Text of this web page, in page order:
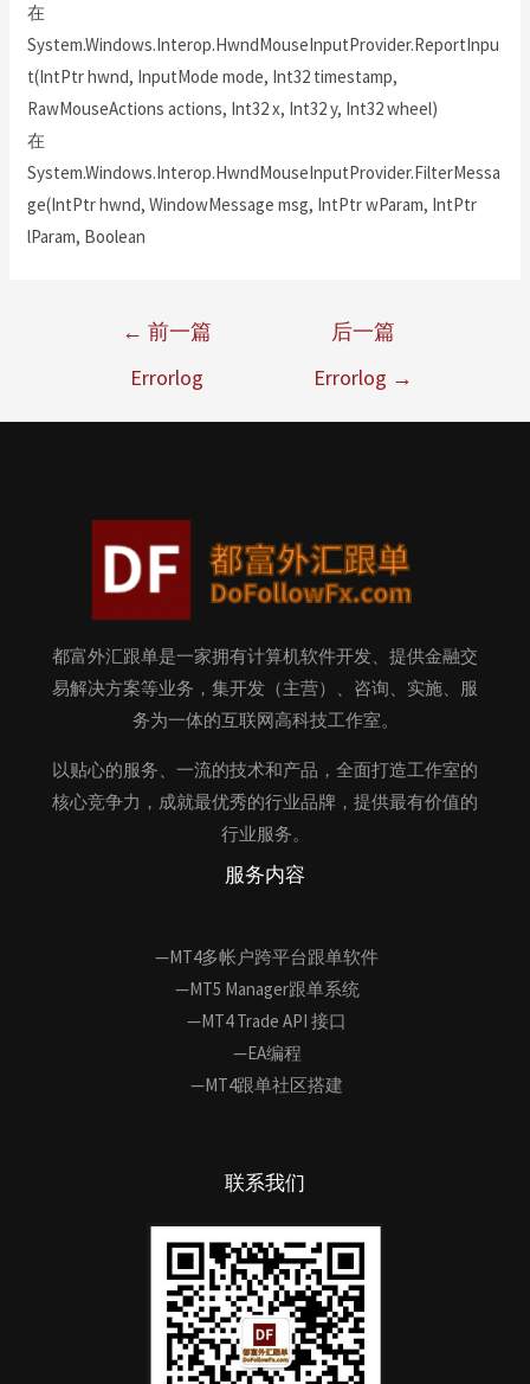
在
System.Windows.Interop.HwndMouseInputProvider.ReportInpu
t(IntPtr hwnd, InputMode mode, Int32 timestamp,
RawMouseActions actions, Int32 x, Int32 y, Int32 wheel)
在
System.Windows.Interop.HwndMouseInputProvider.FilterMessa
ge(IntPtr hwnd, WindowMessage msg, IntPtr wParam, IntPtr
lParam, Boolean
← 前一篇
Errorlog
后一篇
Errorlog →
都富外汇跟单是一家拥有计算机软件开发、提供金融交
易解决方案等业务，集开发（主营）、咨询、实施、服
务为一体的互联网高科技工作室。
以贴心的服务、一流的技术和产品，全面打造工作室的
核心竞争力，成就最优秀的行业品牌，提供最有价值的
行业服务。
服务内容
—MT4多帐户跨平台跟单软件
—MT5 Manager跟单系统
—MT4 Trade API 接口
—EA编程
—MT4跟单社区搭建
联系我们